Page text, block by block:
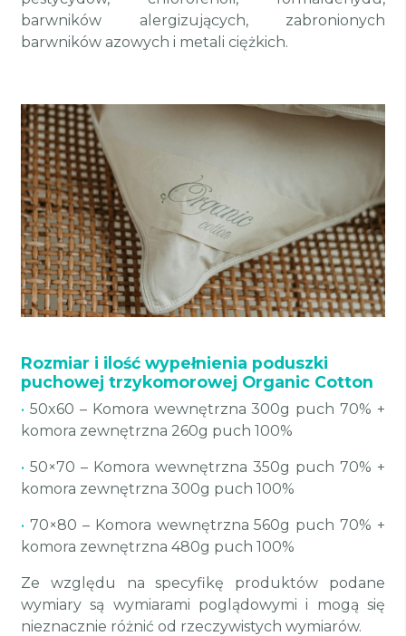
barwników alergizujących, zabronionych
barwników azowych i metali ciężkich.
Rozmiar i ilość wypełnienia poduszki
puchowej trzykomorowej Organic Cotton
• 50x60 – Komora wewnętrzna 300g puch 70% +
komora zewnętrzna 260g puch 100%
• 50×70 – Komora wewnętrzna 350g puch 70% +
komora zewnętrzna 300g puch 100%
• 70×80 – Komora wewnętrzna 560g puch 70% +
komora zewnętrzna 480g puch 100%
Ze względu na specyfikę produktów podane
wymiary są wymiarami poglądowymi i mogą się
nieznacznie różnić od rzeczywistych wymiarów.